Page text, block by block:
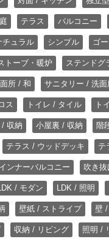
テラス バルコニー
チュラル シンプル ゴ
トーブ・暖炉 ステンドグ
所 / 和 サニタリー / 洗
ス トイレ / タイル ト
収納 小屋裏 / 収納 階
テラス / ウッドデッキ テ
インナーバルコニー 吹き
/ モダン LDK / 照明
壁紙 / ストライプ 壁
収納 / リビング 照明 /